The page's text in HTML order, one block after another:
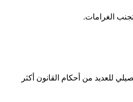
الغرامات.
للعديد من أحكام القانون أكثر